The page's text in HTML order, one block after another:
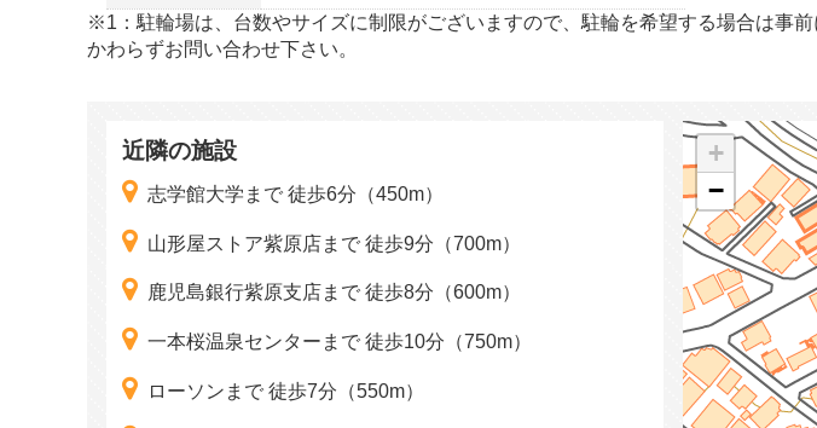
※1：駐輪場は、台数やサイズに制限がございますので、駐輪を希望する場合は事
かわらずお問い合わせ下さい。
+
−
近隣の施設
志学館大学まで 徒歩6分（450m）
山形屋ストア紫原店まで 徒歩9分（700m）
鹿児島銀行紫原支店まで 徒歩8分（600m）
一本桜温泉センターまで 徒歩10分（750m）
ローソンまで 徒歩7分（550m）